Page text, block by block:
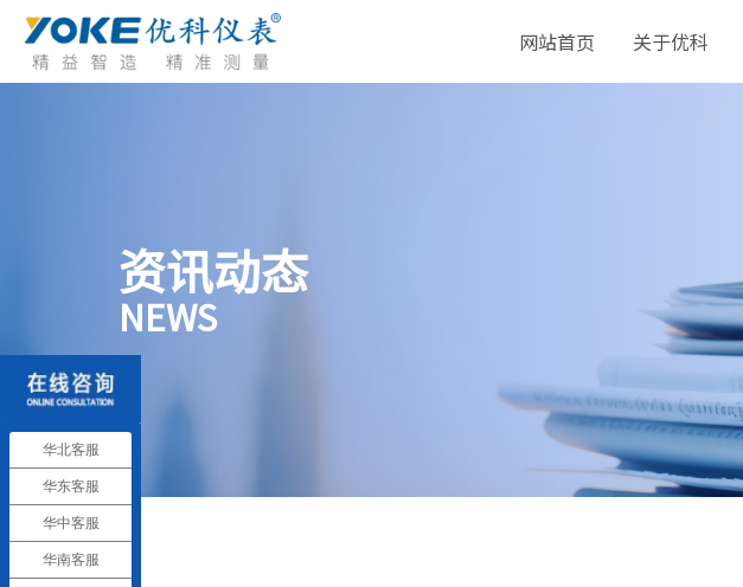
网站首页 关于优科
资讯动态
NEWS
华北客服
华东客服
华中客服
华南客服